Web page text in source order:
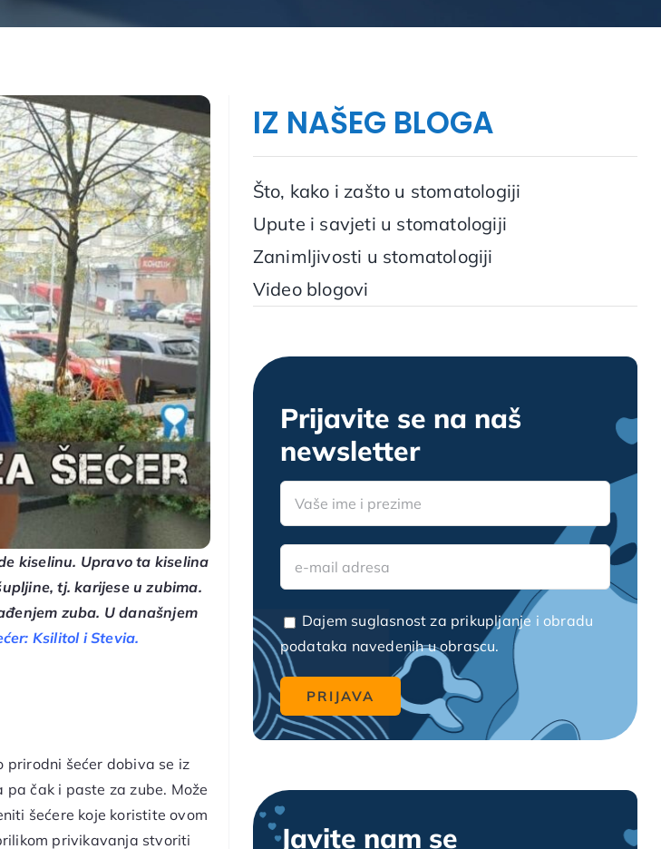
kiselinu. Upravo ta kiselina
tj. karijese u zubima.
zuba. U današnjem
Ksilitol i Stevia.
prirodni šećer dobiva se iz
čak i paste za zube. Može
šećere koje koristite ovom
privikavanja stvoriti
IZ NAŠEG BLOGA
Što, kako i zašto u stomatologiji
Upute i savjeti u stomatologiji
Zanimljivosti u stomatologiji
Video blogovi
Prijavite se na naš
newsletter
Dajem suglasnost za prikupljanje i obradu
podataka navedenih u obrascu.
Javite nam se